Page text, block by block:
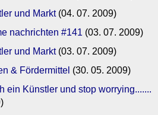
und Markt(04. 07. 2009)
nachrichten #141 (03. 07. 2009)
und Markt(03. 07. 2009)
& Fördermittel (30. 05. 2009)
ein Künstler und stop worrying.......